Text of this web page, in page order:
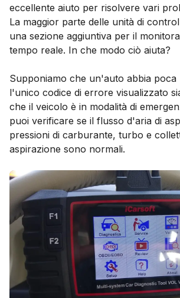
eccellente aiuto per risolvere vari
La maggior parte delle unità di
una sezione aggiuntiva per il
tempo reale. In che modo ciò aiuta?
Supponiamo che un'auto abbia poca
l'unico codice di errore visualizzato
che il veicolo è in modalità di
puoi verificare se il flusso d'aria di
pressioni di carburante, turbo e
aspirazione sono normali.